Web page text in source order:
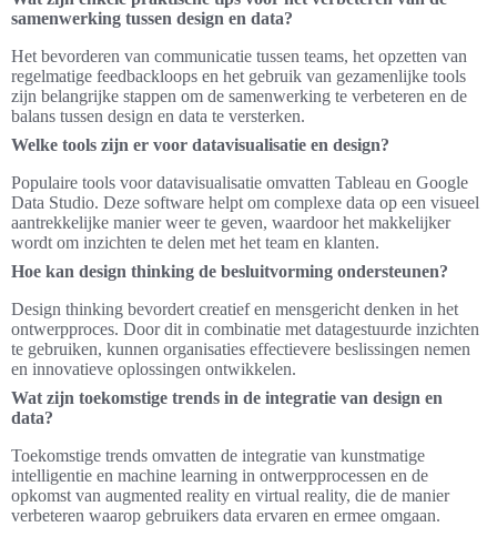
samenwerking tussen design en data?
Het bevorderen van communicatie tussen teams, het opzetten van
regelmatige feedbackloops en het gebruik van gezamenlijke tools
zijn belangrijke stappen om de samenwerking te verbeteren en de
balans tussen design en data te versterken.
Welke tools zijn er voor datavisualisatie en design?
Populaire tools voor datavisualisatie omvatten Tableau en Google
Data Studio. Deze software helpt om complexe data op een visueel
aantrekkelijke manier weer te geven, waardoor het makkelijker
wordt om inzichten te delen met het team en klanten.
Hoe kan design thinking de besluitvorming ondersteunen?
Design thinking bevordert creatief en mensgericht denken in het
ontwerpproces. Door dit in combinatie met datagestuurde inzichten
te gebruiken, kunnen organisaties effectievere beslissingen nemen
en innovatieve oplossingen ontwikkelen.
Wat zijn toekomstige trends in de integratie van design en
data?
Toekomstige trends omvatten de integratie van kunstmatige
intelligentie en machine learning in ontwerpprocessen en de
opkomst van augmented reality en virtual reality, die de manier
verbeteren waarop gebruikers data ervaren en ermee omgaan.